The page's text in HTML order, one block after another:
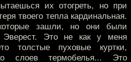
их отогреть, но при
твоего тепла кардинальная.
зашли, но они были
Эверест. Это не как у меня
толстые пуховые куртки,
слоев термобелья... Это